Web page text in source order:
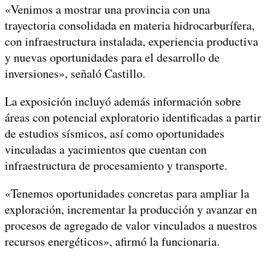
«Venimos a mostrar una provincia con una
trayectoria consolidada en materia hidrocarburífera,
con infraestructura instalada, experiencia productiva
y nuevas oportunidades para el desarrollo de
inversiones», señaló Castillo.
La exposición incluyó además información sobre
áreas con potencial exploratorio identificadas a partir
de estudios sísmicos, así como oportunidades
vinculadas a yacimientos que cuentan con
infraestructura de procesamiento y transporte.
«Tenemos oportunidades concretas para ampliar la
exploración, incrementar la producción y avanzar en
procesos de agregado de valor vinculados a nuestros
recursos energéticos», afirmó la funcionaria.